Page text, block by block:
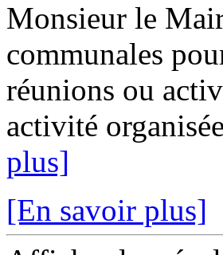
Monsieur le
communales
réunions ou
activité
plus]
[En savoir plus]